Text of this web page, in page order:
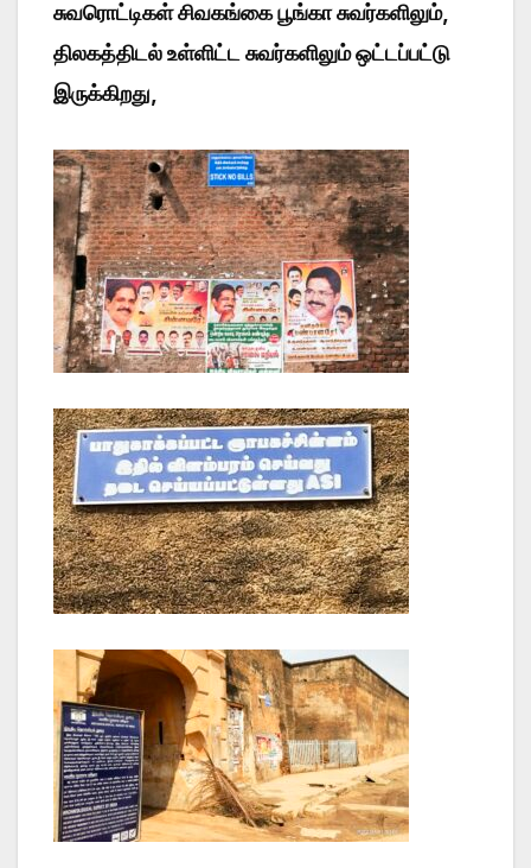
சுவரொட்டிகள் சிவகங்கை பூங்கா சுவர்களிலும்,
திலகத்திடல் உள்ளிட்ட சுவர்களிலும் ஒட்டப்பட்டு
இருக்கிறது,